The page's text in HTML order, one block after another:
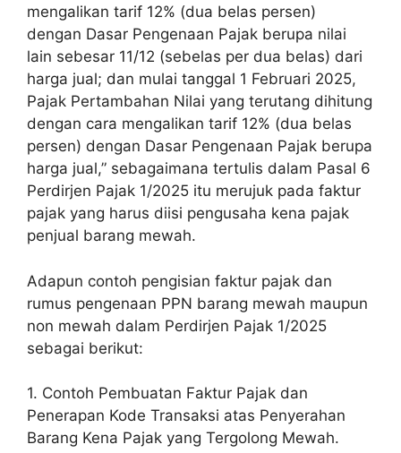
mengalikan tarif 12% (dua belas persen)
dengan Dasar Pengenaan Pajak berupa nilai
lain sebesar 11/12 (sebelas per dua belas) dari
harga jual; dan mulai tanggal 1 Februari 2025,
Pajak Pertambahan Nilai yang terutang dihitung
dengan cara mengalikan tarif 12% (dua belas
persen) dengan Dasar Pengenaan Pajak berupa
harga jual,” sebagaimana tertulis dalam Pasal 6
Perdirjen Pajak 1/2025 itu merujuk pada faktur
pajak yang harus diisi pengusaha kena pajak
penjual barang mewah.
Adapun contoh pengisian faktur pajak dan
rumus pengenaan PPN barang mewah maupun
non mewah dalam Perdirjen Pajak 1/2025
sebagai berikut:
1. Contoh Pembuatan Faktur Pajak dan
Penerapan Kode Transaksi atas Penyerahan
Barang Kena Pajak yang Tergolong Mewah.